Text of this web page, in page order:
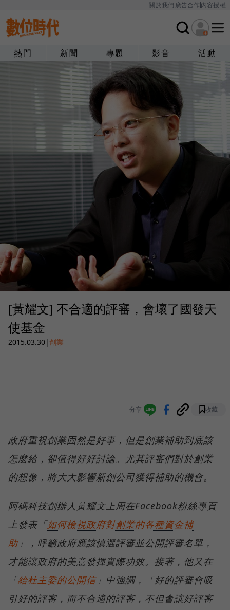
關於我們廣告合作內容授權
熱門 新聞 專題 影音 活動
[黃耀文] 不合適的評審，會壞了國發天
使基金
2015.03.30|創業
分享 收藏
政府重視創業固然是好事，但是創業補助到底該
怎麼給，卻值得好好討論。尤其評審們對於創業
的想像，將大大影響新創公司獲得補助的機會。
阿碼科技創辦人黃耀文上周在Facebook粉絲專頁
上發表「如何檢視政府對創業的各種資金補
助 」，呼籲政府應該慎選評審並公開評審名單，
才能讓政府的美意發揮實際功效。接著，他又在
「給杜主委的公開信」中強調，「好的評審會吸
引好的評審，而不合適的評審，不但會讓好評審